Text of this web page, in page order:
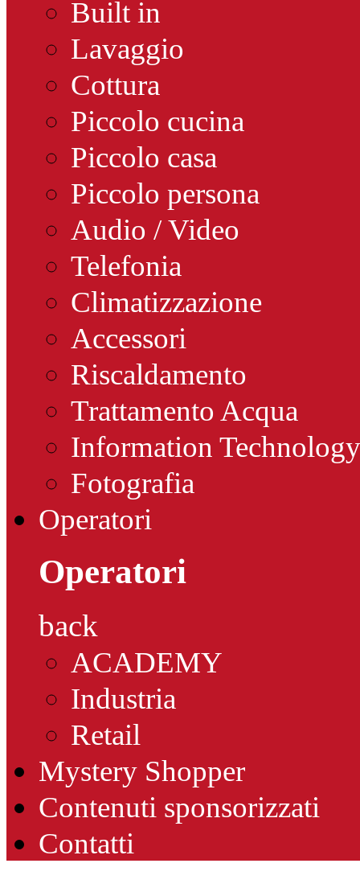
Built in
Lavaggio
Cottura
Piccolo cucina
Piccolo casa
Piccolo persona
Audio / Video
Telefonia
Climatizzazione
Accessori
Riscaldamento
Trattamento Acqua
Information Technology
Fotografia
Operatori
Operatori
back
ACADEMY
Industria
Retail
Mystery Shopper
Contenuti sponsorizzati
Contatti